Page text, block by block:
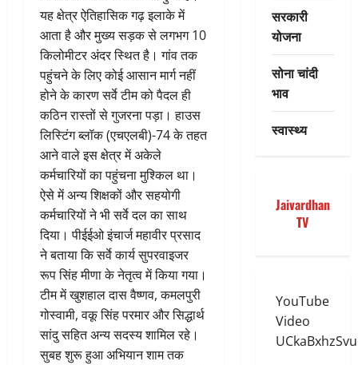
यह क्षेत्र ऐतिहासिक गढ़ इलाके में
आता है और मुख्य सड़क से लगभग 10
किलोमीटर अंदर स्थित है। गांव तक
पहुंचने के लिए कोई आसान मार्ग नहीं
होने के कारण सर्वे टीम को पैदल ही
कठिन रास्तों से गुजरना पड़ा। हाउस
लिस्टिंग ब्लॉक (एचएलबी)-74 के तहत
आने वाले इस क्षेत्र में अकेले
कर्मचारियों का पहुंचना मुश्किल था।
ऐसे में अन्य शिक्षकों और सहयोगी
कर्मचारियों ने भी सर्वे दल का साथ
दिया। पीईईओ इंचार्ज महावीर प्रसाद
ने बताया कि सर्वे कार्य सुपरवाइजर
रूप सिंह मीणा के नेतृत्व में किया गया।
टीम में खुशहाल दास वैष्णव, कमलपुरी
गोस्वामी, वकू सिंह परमार और सिद्धार्थ
सांदु सहित अन्य सदस्य शामिल रहे।
सुबह शुरू हुआ अभियान शाम तक
सरकारी
योजना
सोना चांदी
भाव
स्वास्थ्य
Jaivardhan
TV
YouTube
Video